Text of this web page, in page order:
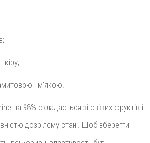
і м'якою.
на 98% складається зі свіжих фруктів і
дозрілому стані. Щоб зберегти